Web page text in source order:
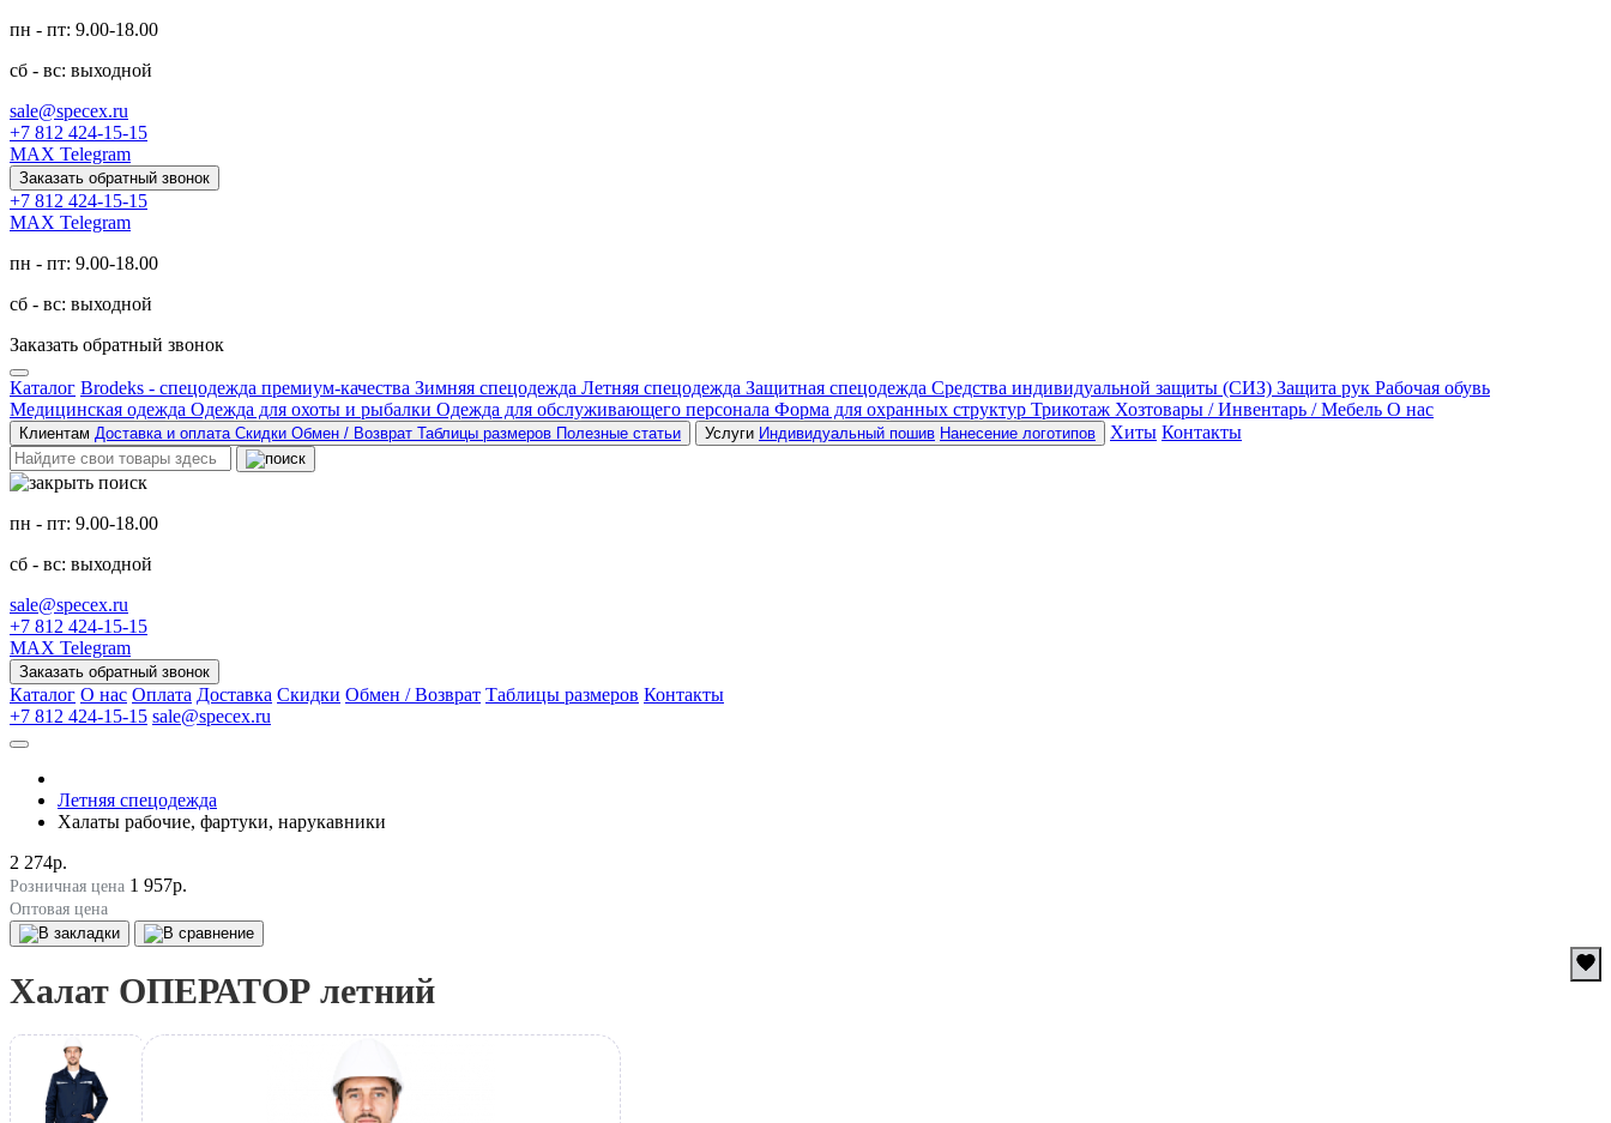
пн - пт: 9.00-18.00
сб - вс: выходной
sale@specex.ru
+7 812 424-15-15
MAX Telegram
Заказать обратный звонок
+7 812 424-15-15
MAX Telegram
пн - пт: 9.00-18.00
сб - вс: выходной
Заказать обратный звонок
Каталог Brodeks - спецодежда премиум-качества Зимняя спецодежда Летняя спецодежда Защитная спецодежда Средства индивидуальной защиты (СИЗ) Защита рук Рабочая обувь
Медицинская одежда Одежда для охоты и рыбалки Одежда для обслуживающего персонала Форма для охранных структур Трикотаж Хозтовары / Инвентарь / Мебель О нас
Клиентам Доставка и оплата Скидки Обмен / Возврат Таблицы размеров Полезные статьи Услуги Индивидуальный пошив Нанесение логотипов Хиты Контакты
пн - пт: 9.00-18.00
сб - вс: выходной
sale@specex.ru
+7 812 424-15-15
MAX Telegram
Заказать обратный звонок
Каталог О нас Оплата Доставка Скидки Обмен / Возврат Таблицы размеров Контакты
+7 812 424-15-15 sale@specex.ru
Летняя спецодежда
Халаты рабочие, фартуки, нарукавники
2 274р.
Розничная цена 1 957р.
Оптовая цена
Халат ОПЕРАТОР летний